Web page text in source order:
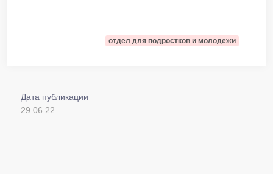
отдел для подростков и молодёжи
Дата публикации
29.06.22